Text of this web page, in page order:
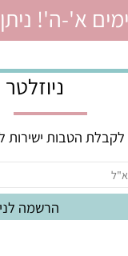
ניוזלטר
הטבות ישירות למייל